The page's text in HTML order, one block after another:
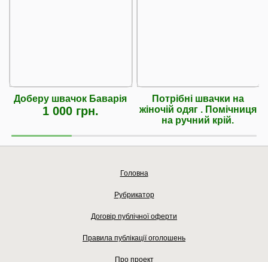
Доберу швачок Баварія
1 000 грн.
Потрібні швачки на
жіночій одяг . Помічниця
на ручний крій.
Головна
Рубрикатор
Договір публічної оферти
Правила публікації оголошень
Про проект